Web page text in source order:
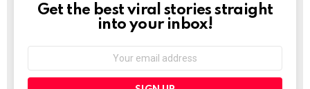
NEWSLETTER
Get the best viral stories straight
into your inbox!